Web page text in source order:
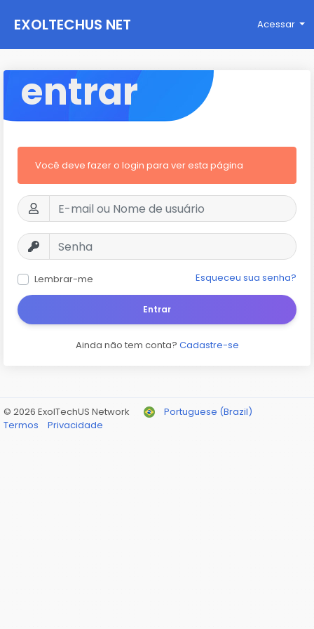
EXOLTECHUS NET
WORK
Acessar
entrar
Você deve fazer o login para ver esta página
Lembrar-me Esqueceu sua senha?
Entrar
Ainda não tem conta? Cadastre-se
© 2026 ExolTechUS Network
Portuguese (Brazil)
Termos
Privacidade